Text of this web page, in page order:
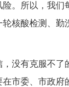
。所以，我们
轮核酸检测、勤
有克服不了的
在市委、市政